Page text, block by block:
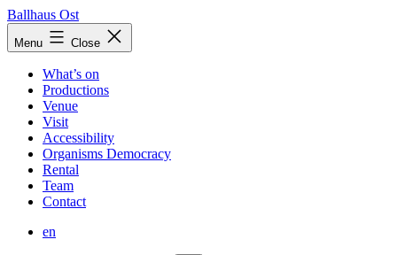
Skip
to
content
Ballhaus Ost
Ballhaus
Ost
Menu Close
What’s on
Productions
Venue
Visit
Accessibility
Organisms Democracy
Rental
Team
Contact
en